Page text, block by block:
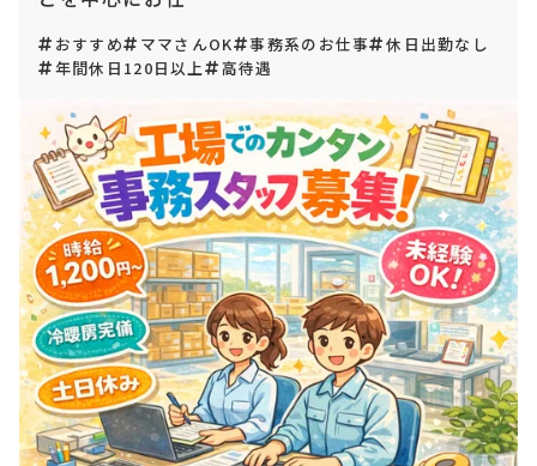
おすすめ ママさんOK 事務系のお仕事
休日出勤なし
年間休日120日以上
高待遇